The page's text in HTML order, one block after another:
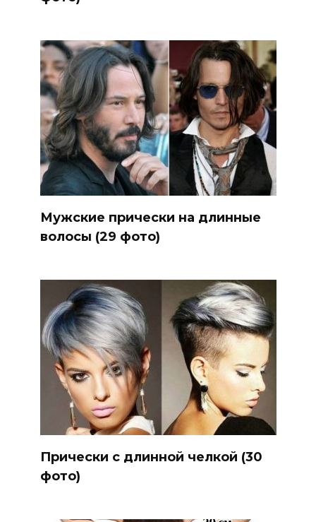
Мужские прически на длинные
волосы (29 фото)
Прически с длинной челкой (30
фото)